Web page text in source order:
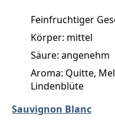
Feinfruchtiger
Körper: mittel
Säure: angenehm
Aroma: Quitte,
Lindenblüte
Sauvignon Blanc